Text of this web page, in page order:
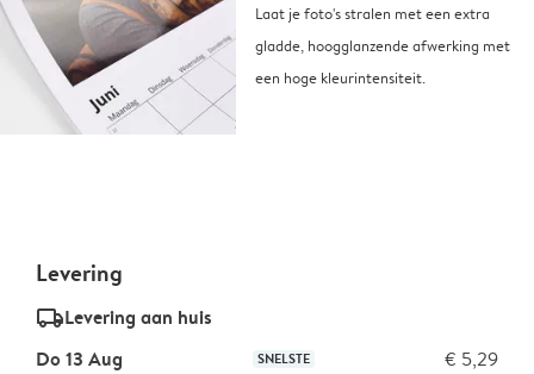
Laat je foto's stralen met een extra
gladde, hoogglanzende afwerking met
een hoge kleurintensiteit.
Levering
delivery_standard_v2Levering aan huis
Do 13 Aug
SNELSTE € 5,29